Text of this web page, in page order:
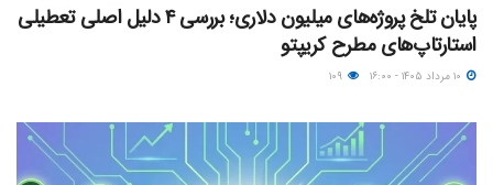
پایان تلخ پروژه‌های میلیون دلاری؛ بررسی ۴ دلیل اصلی تعطیلی
استارتاپ‌های مطرح کریپتو